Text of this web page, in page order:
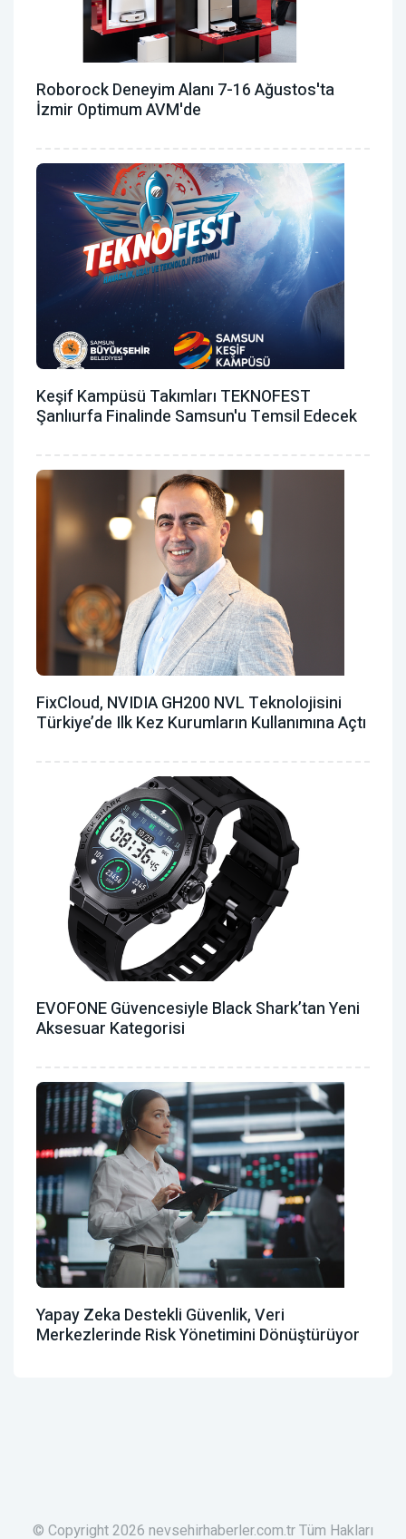
Roborock Deneyim Alanı 7-16 Ağustos'ta
İzmir Optimum AVM'de
Keşif Kampüsü Takımları TEKNOFEST
Şanlıurfa Finalinde Samsun'u Temsil Edecek
FixCloud, NVIDIA GH200 NVL Teknolojisini
Türkiye’de Ilk Kez Kurumların Kullanımına Açtı
EVOFONE Güvencesiyle Black Shark’tan Yeni
Aksesuar Kategorisi
Yapay Zeka Destekli Güvenlik, Veri
Merkezlerinde Risk Yönetimini Dönüştürüyor
© Copyright 2026 nevsehirhaberler.com.tr Tüm Hakları